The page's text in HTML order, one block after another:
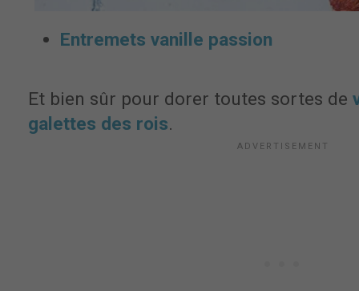
Entremets vanille passion
Et bien sûr pour dorer toutes sortes de
galettes des rois.